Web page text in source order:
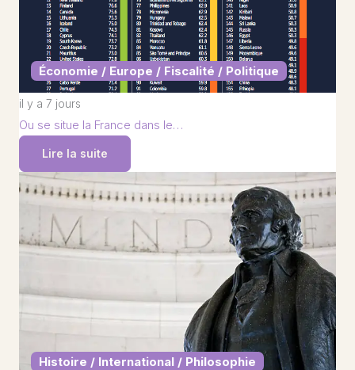
Économie / Europe / Fiscalité / Politique
il y a 7 jours
Ou se situe la France dans le…
Lire la suite
Histoire / International / Philosophie